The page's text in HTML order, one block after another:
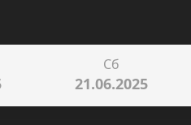
Сб
21.06.2025